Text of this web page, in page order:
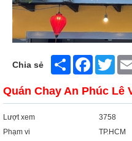
Chia sẻ Share Facebook
Quán Chay An Phúc Lê
Lượt xem
3758
Phạm vi
TP.HCM